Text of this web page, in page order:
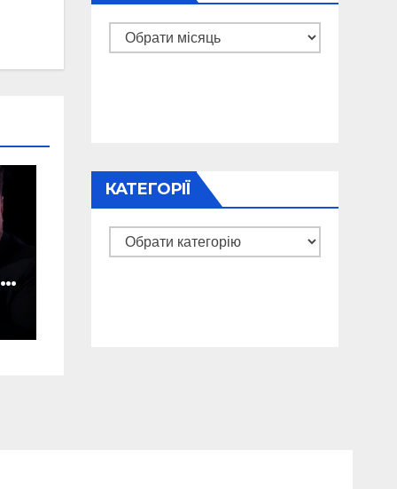
Архіви
КАТЕГОРІЇ
Категорії